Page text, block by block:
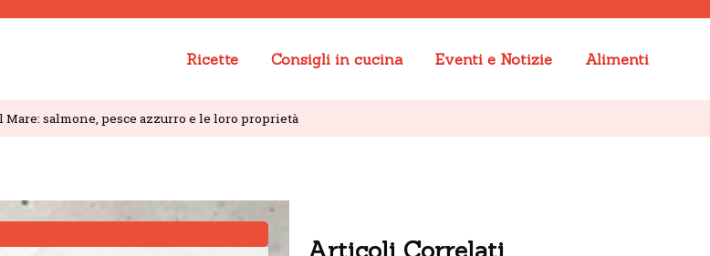
Ricette Consigli in cucina Eventi e Notizie Alimenti
Mare: salmone, pesce azzurro e le loro proprietà